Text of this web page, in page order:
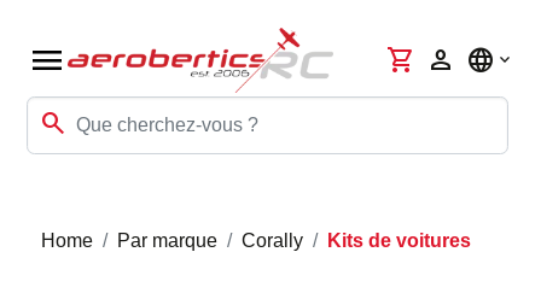
menu
search
shopping_cart person language
Home Par marque Corally Kits de voitures